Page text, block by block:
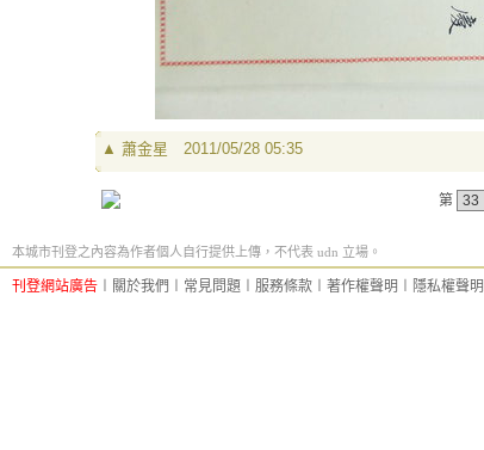
▲ 蕭金星 2011/05/28 05:35
第
本城市刊登之內容為作者個人自行提供上傳，不代表 udn 立場。
刊登網站廣告 關於我們 常見問題 服務條款 著作權聲明 隱私權聲明